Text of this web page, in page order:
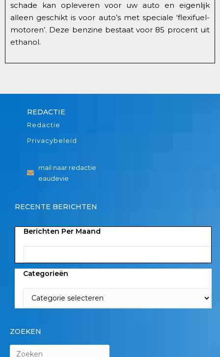
schade kan opleveren voor uw auto en eigenlijk
alleen geschikt is voor auto’s met speciale ‘flexifuel-
motoren’. Deze benzine bestaat voor 85 procent uit
ethanol.
REDACTIE
Redactie
Privacybeleid
mail naar redactie
eaudevie
RECENTE BERICHTEN
Berichten Per Maand
Categorieën
ZOEKEN